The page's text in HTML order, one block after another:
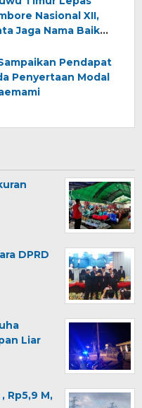
Nasional XII,
Jaga Nama Baik
Pendapat
Penyertaan Modal
DPRD
Liar
Rp5,9 M,